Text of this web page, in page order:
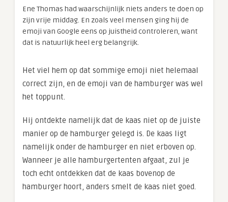
Ene Thomas had waarschijnlijk niets anders te doen op
zijn vrije middag. En zoals veel mensen ging hij de
emoji van Google eens op juistheid controleren, want
dat is natuurlijk heel erg belangrijk.
Het viel hem op dat sommige emoji niet helemaal
correct zijn, en de emoji van de hamburger was wel
het toppunt.
Hij ontdekte namelijk dat de kaas niet op de juiste
manier op de hamburger gelegd is. De kaas ligt
namelijk onder de hamburger en niet erboven op.
Wanneer je alle hamburgertenten afgaat, zul je
toch echt ontdekken dat de kaas bovenop de
hamburger hoort, anders smelt de kaas niet goed.